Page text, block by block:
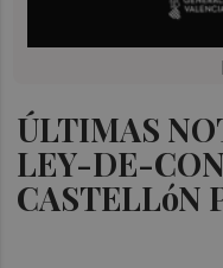
ÚLTIMAS
LEY-DE-
CASTELLóN